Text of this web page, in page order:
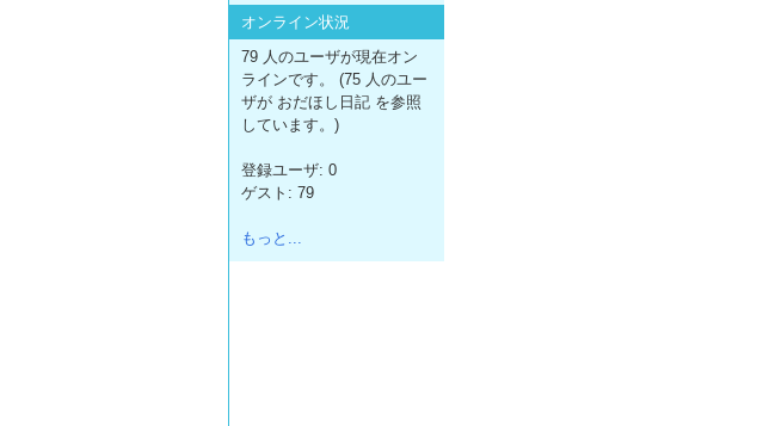
オンライン状況
79 人のユーザが現在オン
ラインです。 (75 人のユー
ザが おだほし日記 を参照
しています。)
登録ユーザ: 0
ゲスト: 79
もっと...